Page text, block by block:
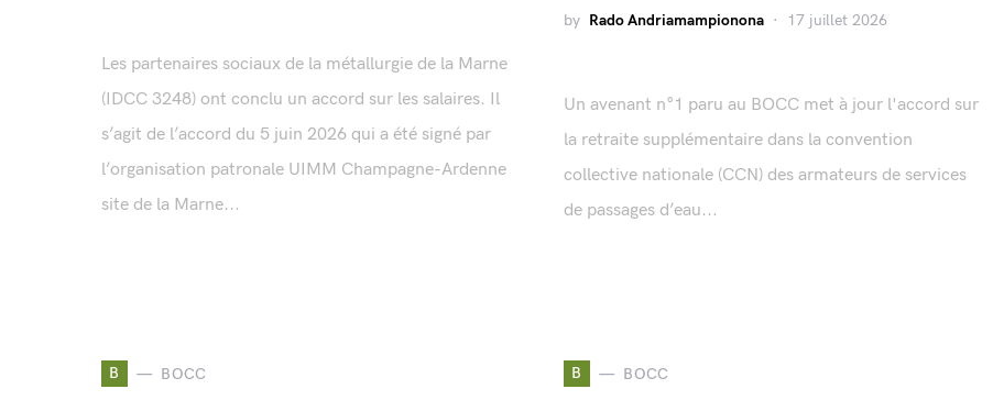
Les partenaires sociaux de la métallurgie de la Marne
(IDCC 3248) ont conclu un accord sur les salaires. Il
s’agit de l’accord du 5 juin 2026 qui a été signé par
l’organisation patronale UIMM Champagne-Ardenne
site de la Marne...
by Rado Andriamampionona 17 juillet 2026
Un avenant n°1 paru au BOCC met à jour l'accord sur
la retraite supplémentaire dans la convention
collective nationale (CCN) des armateurs de services
de passages d’eau...
B BOCC B BOCC